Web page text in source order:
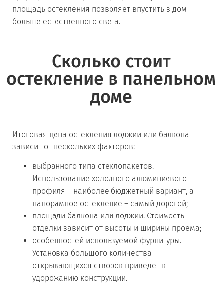
площадь остекления позволяет впустить в дом
больше естественного света.
Сколько стоит
остекление в панельном
доме
Итоговая цена остекления лоджии или балкона
зависит от нескольких факторов:
выбранного типа стеклопакетов.
Использование холодного алюминиевого
профиля – наиболее бюджетный вариант, а
панорамное остекление – самый дорогой;
площади балкона или лоджии. Стоимость
отделки зависит от высоты и ширины проема;
особенностей используемой фурнитуры.
Установка большого количества
открывающихся створок приведет к
удорожанию конструкции.